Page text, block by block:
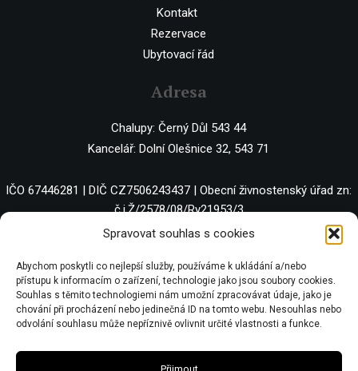
Spravovat souhlas s cookies
Abychom poskytli co nejlepší služby, používáme k ukládání a/nebo
přístupu k informacím o zařízení, technologie jako jsou soubory cookies.
Souhlas s těmito technologiemi nám umožní zpracovávat údaje, jako je
chování při procházení nebo jedinečná ID na tomto webu. Nesouhlas nebo
odvolání souhlasu může nepříznivě ovlivnit určité vlastnosti a funkce.
Přijmout
Kontakt
Rezervace
Ubytovací řád
Adresa
Chalupy: Černý Důl 543 44
Kancelář: Dolní Olešnice 32, 543 71
IČO 67446281 | DIČ CZ7506243437 | Obecní živnostenský úřad zn:
č.j.Ž/2578/08/Ry21953/3